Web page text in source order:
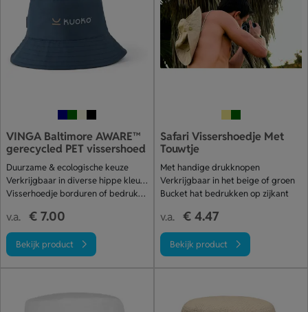
VINGA Baltimore AWARE™
gerecycled PET vissershoed
Duurzame & ecologische keuze
Verkrijgbaar in diverse hippe kleuren
Visserhoedje borduren of bedrukken
v.a. € 7.00
Bekijk product
Safari Vissershoedje Met
Touwtje
Met handige drukknopen
Verkrijgbaar in het beige of groen
Bucket hat bedrukken op zijkant
v.a. € 4.47
Bekijk product